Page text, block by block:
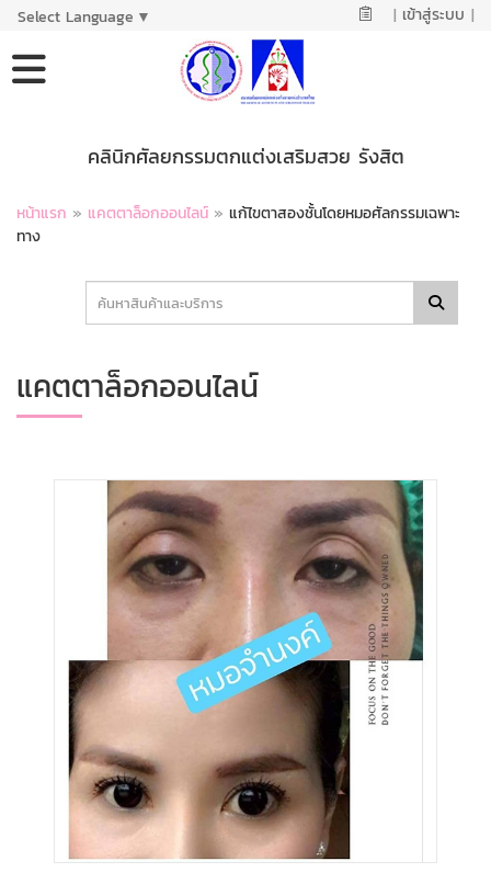
Select Language ▼ | เข้าสู่ระบบ |
คลินิกศัลยกรรมตกแต่งเสริมสวย รังสิต
หน้าแรก » แคตตาล็อกออนไลน์ » แก้ไขตาสองชั้นโดยหมอศัลกรรมเฉพาะ
ทาง
แคตตาล็อกออนไลน์